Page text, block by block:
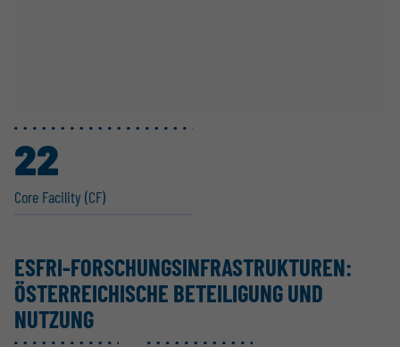
Core Facility (CF)
22
ESFRI-FORSCHUNGS­IN­FRA­STRUK­TUREN:
ÖSTER­REI­CHISCHE BETEI­LIGUNG UND
NUTZUNG